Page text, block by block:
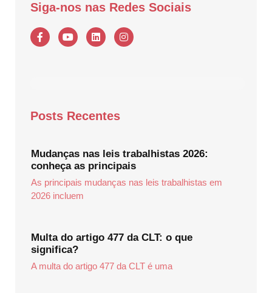
Siga-nos nas Redes Sociais
Posts Recentes
Mudanças nas leis trabalhistas 2026:
conheça as principais
As principais mudanças nas leis trabalhistas em
2026 incluem
Multa do artigo 477 da CLT: o que
significa?
A multa do artigo 477 da CLT é uma